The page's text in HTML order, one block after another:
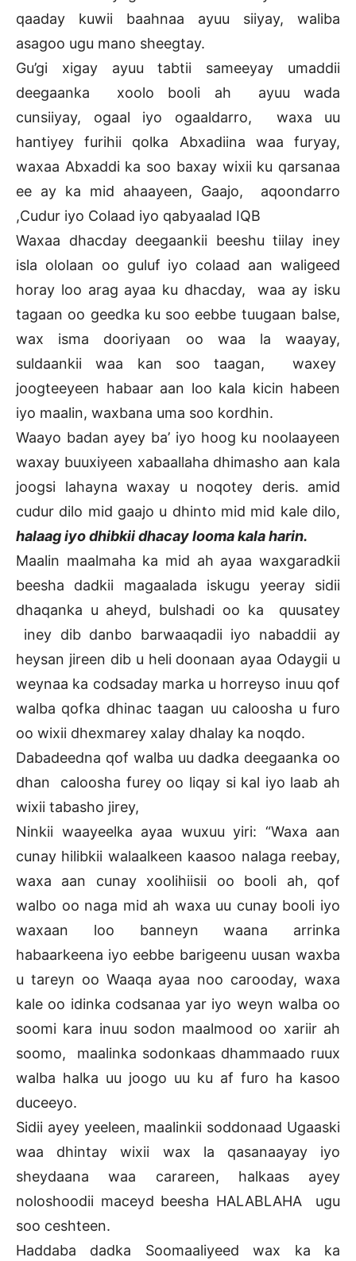
qaaday kuwii baahnaa ayuu siiyay, waliba
asagoo ugu mano sheegtay.
Gu’gi xigay ayuu tabtii sameeyay umaddii
deegaanka xoolo booli ah ayuu wada
cunsiiyay, ogaal iyo ogaaldarro, waxa uu
hantiyey furihii qolka Abxadiina waa furyay,
waxaa Abxaddi ka soo baxay wixii ku qarsanaa
ee ay ka mid ahaayeen, Gaajo, aqoondarro
,Cudur iyo Colaad iyo qabyaalad IQB
Waxaa dhacday deegaankii beeshu tiilay iney
isla ololaan oo guluf iyo colaad aan waligeed
horay loo arag ayaa ku dhacday, waa ay isku
tagaan oo geedka ku soo eebbe tuugaan balse,
wax isma dooriyaan oo waa la waayay,
suldaankii waa kan soo taagan, waxey
joogteeyeen habaar aan loo kala kicin habeen
iyo maalin, waxbana uma soo kordhin.
Waayo badan ayey ba’ iyo hoog ku noolaayeen
waxay buuxiyeen xabaallaha dhimasho aan kala
joogsi lahayna waxay u noqotey deris. amid
cudur dilo mid gaajo u dhinto mid mid kale dilo,
halaag iyo dhibkii dhacay looma kala harin.
Maalin maalmaha ka mid ah ayaa waxgaradkii
beesha dadkii magaalada iskugu yeeray sidii
dhaqanka u aheyd, bulshadi oo ka quusatey
iney dib danbo barwaaqadii iyo nabaddii ay
heysan jireen dib u heli doonaan ayaa Odaygii u
weynaa ka codsaday marka u horreyso inuu qof
walba qofka dhinac taagan uu caloosha u furo
oo wixii dhexmarey xalay dhalay ka noqdo.
Dabadeedna qof walba uu dadka deegaanka oo
dhan caloosha furey oo liqay si kal iyo laab ah
wixii tabasho jirey,
Ninkii waayeelka ayaa wuxuu yiri: “Waxa aan
cunay hilibkii walaalkeen kaasoo nalaga reebay,
waxa aan cunay xoolihiisii oo booli ah, qof
walbo oo naga mid ah waxa uu cunay booli iyo
waxaan loo banneyn waana arrinka
habaarkeena iyo eebbe barigeenu uusan waxba
u tareyn oo Waaqa ayaa noo carooday, waxa
kale oo idinka codsanaa yar iyo weyn walba oo
soomi kara inuu sodon maalmood oo xariir ah
soomo, maalinka sodonkaas dhammaado ruux
walba halka uu joogo uu ku af furo ha kasoo
duceeyo.
Sidii ayey yeeleen, maalinkii soddonaad Ugaaski
waa dhintay wixii wax la qasanaayay iyo
sheydaana waa carareen, halkaas ayey
noloshoodii maceyd beesha HALABLAHA ugu
soo ceshteen.
Haddaba dadka Soomaaliyeed wax ka ka